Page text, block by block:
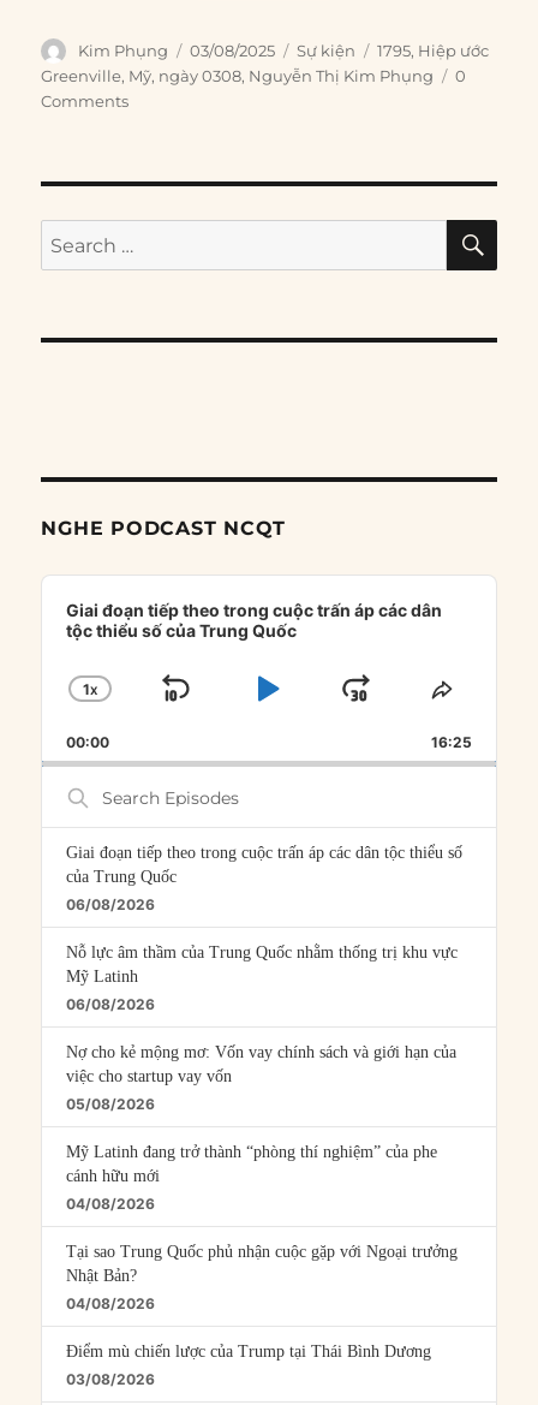
Author
Kim Phụng
Posted
on
03/08/2025 Categories
Sự kiện Tags
1795, Hiệp ước
Greenville, Mỹ, ngày 0308, Nguyễn Thị Kim Phụng
0
Comments
Search
for:
NGHE PODCAST NCQT
Audio
Player
Giai đoạn tiếp theo trong cuộc trấn áp các dân
tộc thiểu số của Trung Quốc
CHANGE
RATE
1X
SKIP
PLAYJUMP
FORWARD
SHARE
00:00 16:25
Search
Episodes
Giai đoạn tiếp theo trong cuộc trấn áp các dân tộc thiểu số
của Trung Quốc
06/08/2026
Nỗ lực âm thầm của Trung Quốc nhằm thống trị khu vực
Mỹ Latinh
06/08/2026
Nợ cho kẻ mộng mơ: Vốn vay chính sách và giới hạn của
việc cho startup vay vốn
05/08/2026
Mỹ Latinh đang trở thành “phòng thí nghiệm” của phe
cánh hữu mới
04/08/2026
Tại sao Trung Quốc phủ nhận cuộc gặp với Ngoại trưởng
Nhật Bản?
04/08/2026
Điểm mù chiến lược của Trump tại Thái Bình Dương
03/08/2026